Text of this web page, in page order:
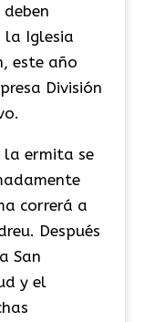
la Iglesia
este año
División
la ermita se
correrá a
Después
San
y el